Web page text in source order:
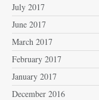
July 2017
June 2017
March 2017
February 2017
January 2017
December 2016